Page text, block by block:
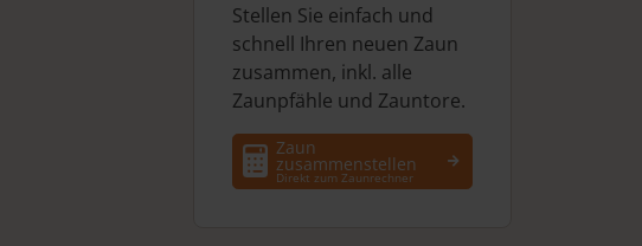
Stellen Sie einfach und
schnell Ihren neuen Zaun
zusammen, inkl. alle
Zaunpfähle und Zauntore.
Zaun
zusammenstellen
Direkt zum Zaunrechner